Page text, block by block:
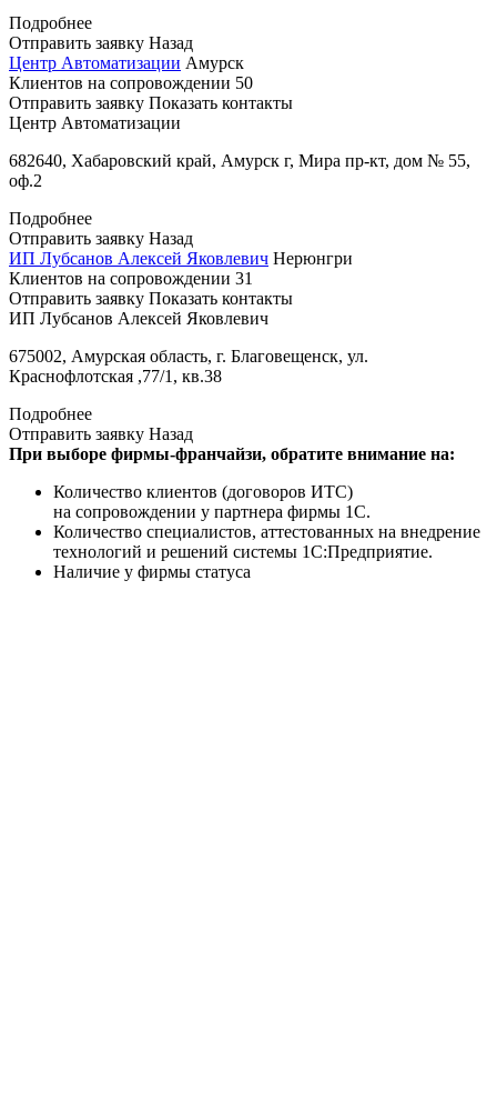
Подробнее
Отправить заявку Назад
Центр Автоматизации Амурск
Клиентов на сопровождении 50
Отправить заявку Показать контакты
Центр Автоматизации
682640, Хабаровский край, Амурск г, Мира пр-кт, дом № 55,
оф.2
Подробнее
Отправить заявку Назад
ИП Лубсанов Алексей Яковлевич Нерюнгри
Клиентов на сопровождении 31
Отправить заявку Показать контакты
ИП Лубсанов Алексей Яковлевич
675002, Амурская область, г. Благовещенск, ул.
Краснофлотская ,77/1, кв.38
Подробнее
Отправить заявку Назад
При выборе фирмы-франчайзи, обратите внимание на:
Количество клиентов (договоров ИТС)
на сопровождении у партнера фирмы 1С.
Количество специалистов, аттестованных на внедрение
технологий и решений системы 1С:Предприятие.
Наличие у фирмы статуса